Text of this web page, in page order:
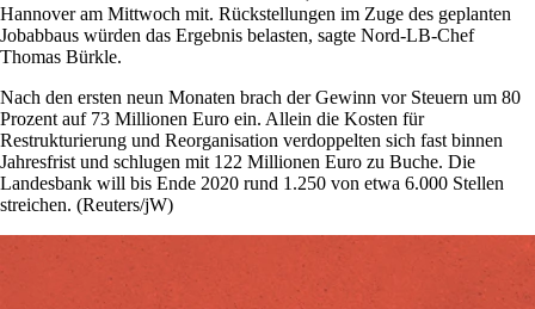
Hannover am Mittwoch mit. Rückstellungen im Zuge des geplanten
Jobabbaus würden das Ergebnis belasten, sagte Nord-LB-Chef
Thomas Bürkle.
Nach den ersten neun Monaten brach der Gewinn vor Steuern um 80
Prozent auf 73 Millionen Euro ein. Allein die Kosten für
Restrukturierung und Reorganisation verdoppelten sich fast binnen
Jahresfrist und schlugen mit 122 Millionen Euro zu Buche. Die
Landesbank will bis Ende 2020 rund 1.250 von etwa 6.000 Stellen
streichen. (Reuters/jW)